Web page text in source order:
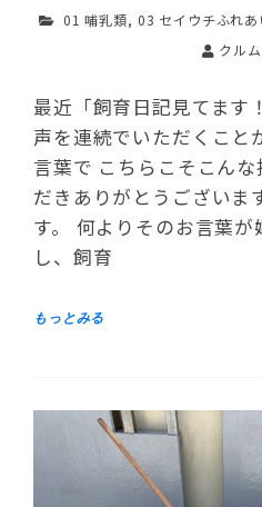
01 哺乳類, 03 セイウチふれあ
クルム
最近「飼育日記見てます
声を連続でいただくこと
言葉で こちらこそこん
だきありがとうございま
す。 何よりそのお言葉
し、飼育